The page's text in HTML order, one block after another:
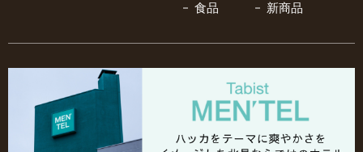
食品
新商品